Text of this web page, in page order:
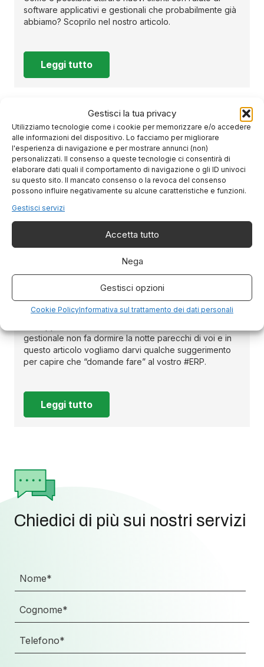
Gestisci la tua privacy
Utilizziamo tecnologie come i cookie per memorizzare e/o accedere
alle informazioni del dispositivo. Lo facciamo per migliorare
l'esperienza di navigazione e per mostrare annunci (non)
personalizzati. Il consenso a queste tecnologie ci consentirà di
elaborare dati quali il comportamento di navigazione o gli ID univoci
su questo sito. Il mancato consenso o la revoca del consenso
possono influire negativamente su alcune caratteristiche e funzioni.
Gestisci servizi
Accetta tutto
Nega
Gestisci opzioni
Cookie PolicyInformativa sul trattamento dei dati personali
software applicativi e gestionali che probabilmente già
abbiamo? Scoprilo nel nostro articolo.
Leggi tutto
Le 5 caratteristiche + 1 di un buon
ERP aziendale
Aprile 2022
gestionale non fa dormire la notte parecchi di voi e in
questo articolo vogliamo darvi qualche suggerimento
per capire che “domande fare” al vostro #ERP.
Leggi tutto
Chiedici di più sui nostri servizi